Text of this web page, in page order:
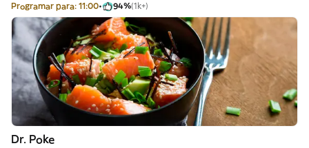
Programar para: 11:00 94%(1k+)
Dr. Poke